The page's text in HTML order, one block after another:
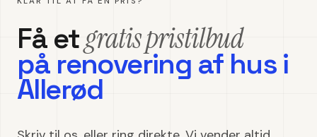
Få etgratis pristilbud
på renovering af husi
Allerød